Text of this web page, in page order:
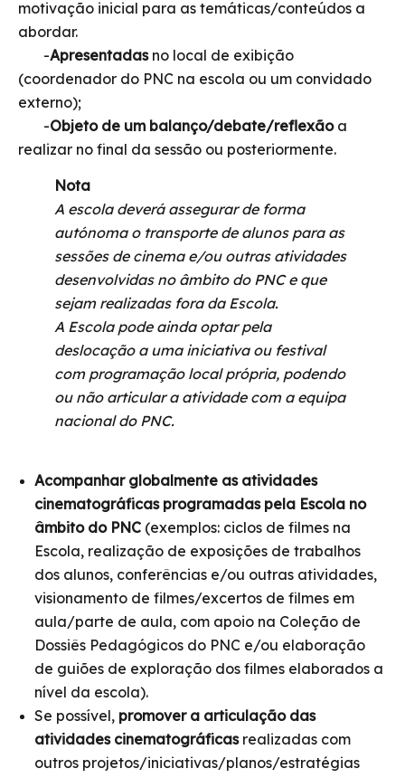
motivação inicial para as temáticas/conteúdos a
abordar.
-Apresentadasno local de exibição
(coordenador do PNC na escola ou um convidado
externo);
-Objeto de um balanço/debate/reflexãoa
realizar no final da sessão ou posteriormente.
Nota
A escola deverá assegurar de forma
autónoma o transporte de alunos para as
sessões de cinema e/ou outras atividades
desenvolvidas no âmbito do PNC e que
sejam realizadas fora da Escola.
A Escola pode ainda optar pela
deslocação a uma iniciativa ou festival
com programação local própria, podendo
ou não articular a atividade com a equipa
nacional do PNC.
Acompanhar globalmente as atividades
cinematográficas programadas pela Escola no
âmbito do PNC (exemplos: ciclos de filmes na
Escola, realização de exposições de trabalhos
dos alunos, conferências e/ou outras atividades,
visionamento de filmes/excertos de filmes em
aula/parte de aula, com apoio na Coleção de
Dossiês Pedagógicos do PNC e/ou elaboração
de guiões de exploração dos filmes elaborados a
nível da escola).
Se possível, promover a articulação das
atividades cinematográficas realizadas com
outros projetos/iniciativas/planos/estratégias